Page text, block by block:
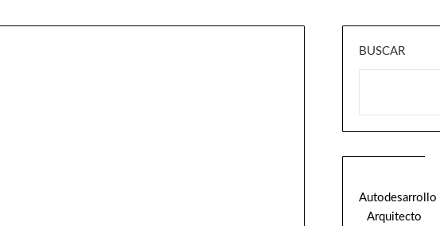
BUSCAR
Autodesarrollo
Arquitecto